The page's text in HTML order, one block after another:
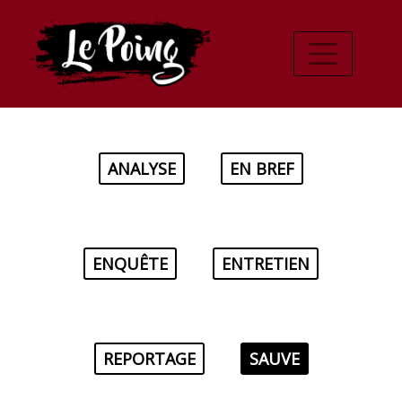
ANALYSE EN BREF
ENQUÊTE ENTRETIEN
REPORTAGE SAUVE